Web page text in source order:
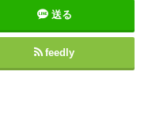
送る
feedly